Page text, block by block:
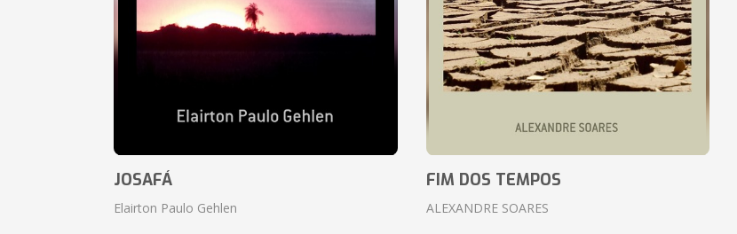
JOSAFÁ
Elairton Paulo Gehlen
FIM DOS TEMPOS
ALEXANDRE SOARES